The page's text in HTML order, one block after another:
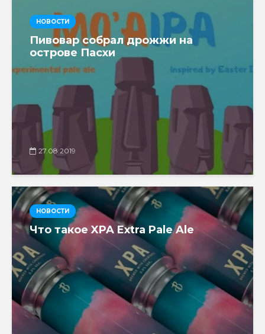
НОВОСТИ
Пивовар собрал дрожжи на
острове Пасхи
27.08.2019
НОВОСТИ
Что такое XPA Extra Pale Ale